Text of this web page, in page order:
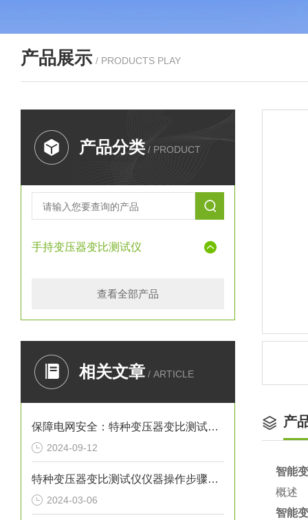
产品展示 / PRODUCTS PLAY
产品分类 / PRODUCT
手持变压器变比测试仪
查看全部产品
相关文章 / ARTICLE
保障电网安全：特种变压器变比测试仪在电力系统中的应用
2024-09-12
特种变压器变比测试仪仪器操作步骤具体如下
2024-03-06
产
智能
概述
智能